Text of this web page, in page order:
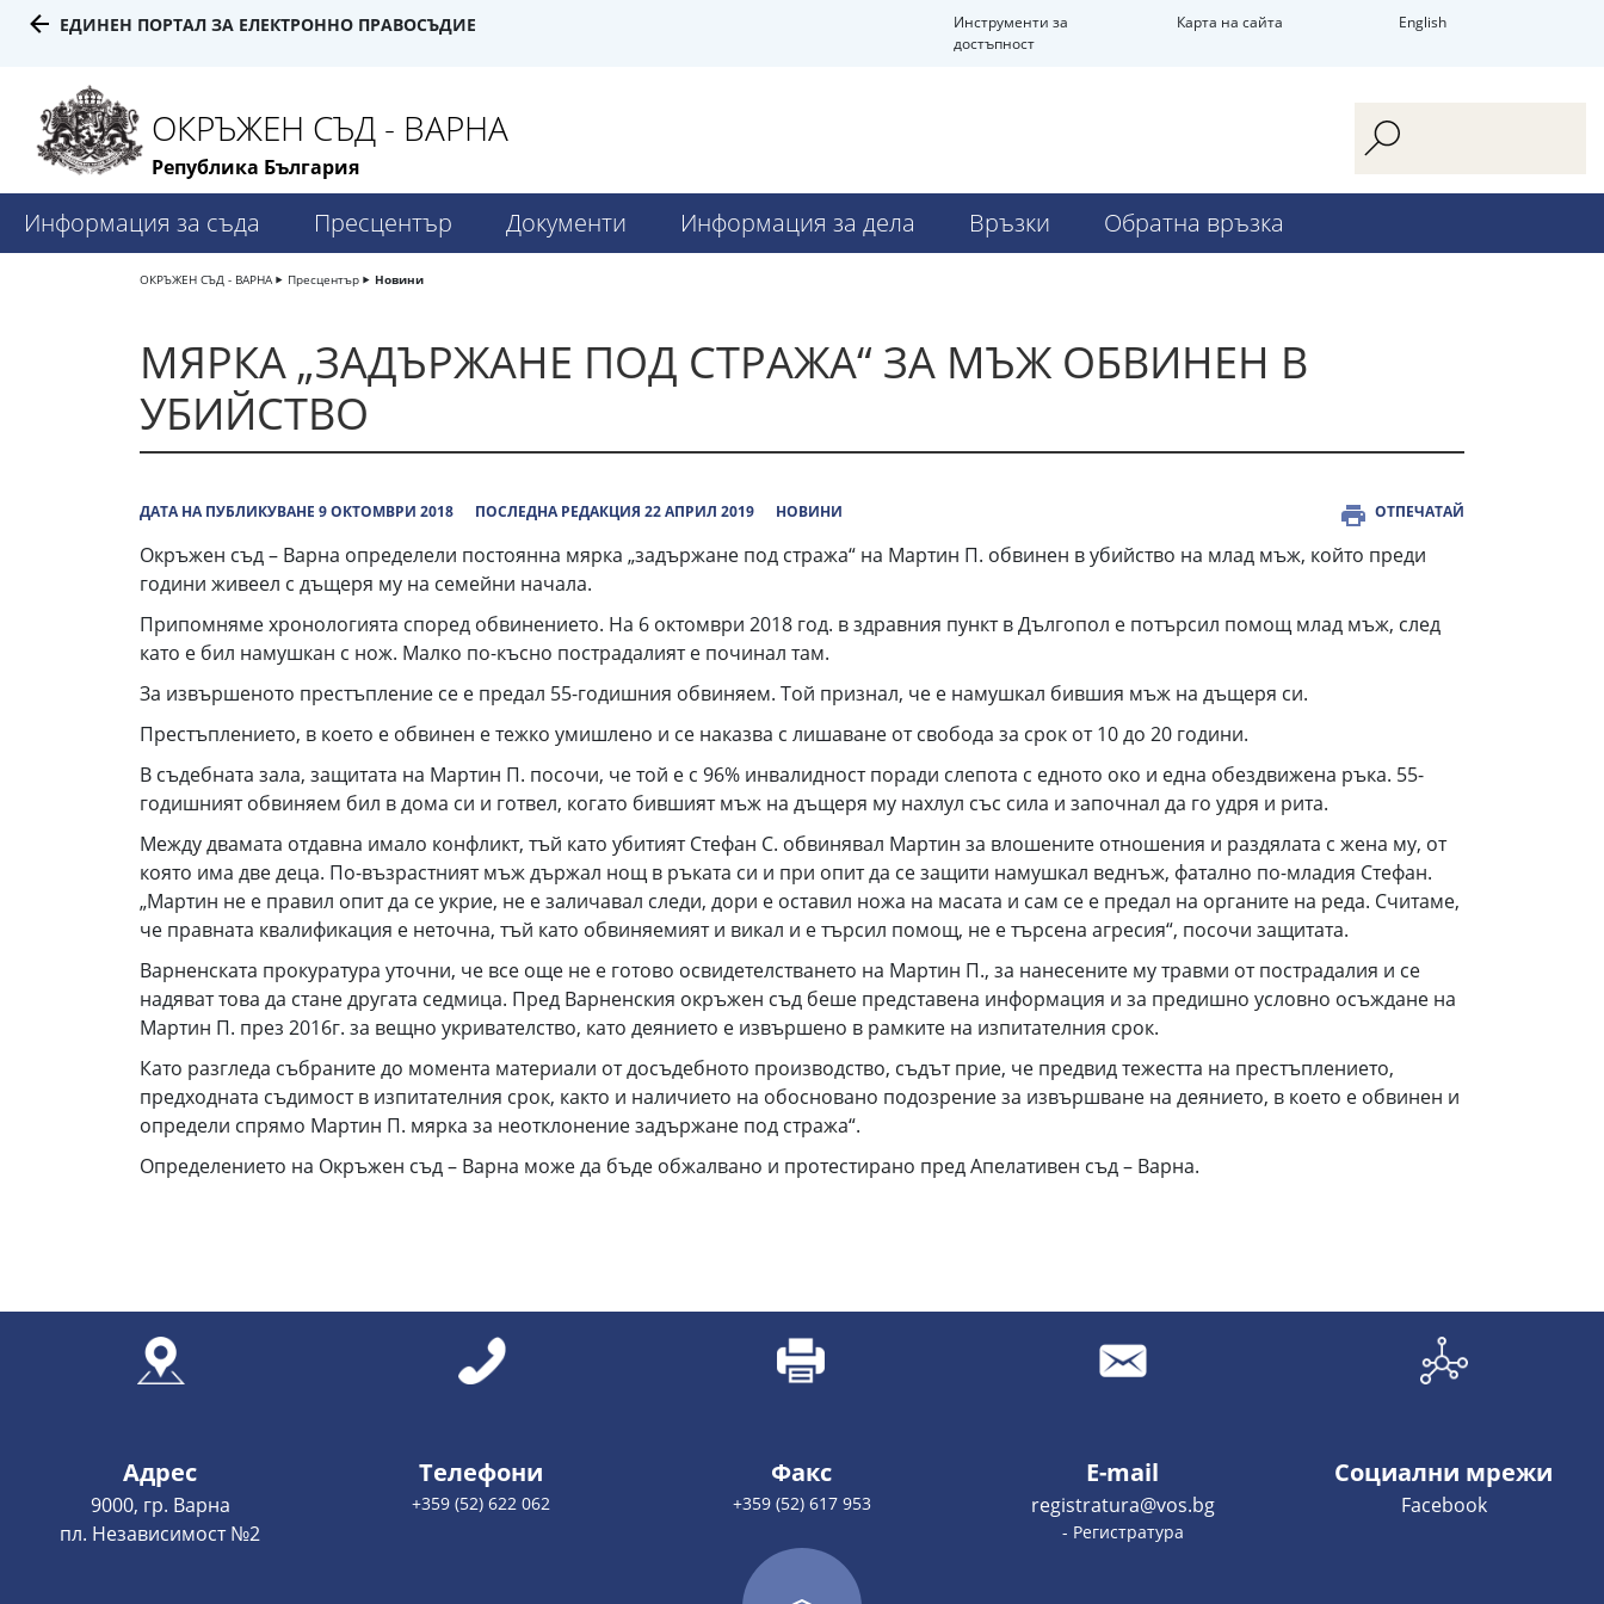
ЕДИНЕН ПОРТАЛ ЗА ЕЛЕКТРОННО ПРАВОСЪДИЕ
Инструменти за
достъпност
Карта на сайта English
ОКРЪЖЕН СЪД - ВАРНА
Република България
Информация за съда Пресцентър Документи Информация за дела Връзки Обратна връзка
ОКРЪЖЕН СЪД - ВАРНА Пресцентър Новини
МЯРКА „ЗАДЪРЖАНЕ ПОД СТРАЖА“ ЗА МЪЖ ОБВИНЕН В
УБИЙСТВО
ДАТА НА ПУБЛИКУВАНЕ 9 ОКТОМВРИ 2018 ПОСЛЕДНА РЕДАКЦИЯ 22 АПРИЛ 2019 НОВИНИ ОТПЕЧАТАЙ
Окръжен съд – Варна определели постоянна мярка „задържане под стража“ на Мартин П. обвинен в убийство на млад мъж, който преди
години живеел с дъщеря му на семейни начала.
Припомняме хронологията според обвинението. На 6 октомври 2018 год. в здравния пункт в Дългопол е потърсил помощ млад мъж, след
като е бил намушкан с нож. Малко по-късно пострадалият е починал там.
За извършеното престъпление се е предал 55-годишния обвиняем. Той признал, че е намушкал бившия мъж на дъщеря си.
Престъплението, в което е обвинен е тежко умишлено и се наказва с лишаване от свобода за срок от 10 до 20 години.
В съдебната зала, защитата на Мартин П. посочи, че той е с 96% инвалидност поради слепота с едното око и една обездвижена ръка. 55-
годишният обвиняем бил в дома си и готвел, когато бившият мъж на дъщеря му нахлул със сила и започнал да го удря и рита.
Между двамата отдавна имало конфликт, тъй като убитият Стефан С. обвинявал Мартин за влошените отношения и раздялата с жена му, от
която има две деца. По-възрастният мъж държал нощ в ръката си и при опит да се защити намушкал веднъж, фатално по-младия Стефан.
„Мартин не е правил опит да се укрие, не е заличавал следи, дори е оставил ножа на масата и сам се е предал на органите на реда. Считаме,
че правната квалификация е неточна, тъй като обвиняемият и викал и е търсил помощ, не е търсена агресия“, посочи защитата.
Варненската прокуратура уточни, че все още не е готово освидетелстването на Мартин П., за нанесените му травми от пострадалия и се
надяват това да стане другата седмица. Пред Варненския окръжен съд беше представена информация и за предишно условно осъждане на
Мартин П. през 2016г. за вещно укривателство, като деянието е извършено в рамките на изпитателния срок.
Като разгледа събраните до момента материали от досъдебното производство, съдът прие, че предвид тежестта на престъплението,
предходната съдимост в изпитателния срок, както и наличието на обосновано подозрение за извършване на деянието, в което е обвинен и
определи спрямо Мартин П. мярка за неотклонение задържане под стража“.
Определениeто на Окръжен съд – Варна може да бъде обжалвано и протестирано пред Апелативен съд – Варна.
Адрес
9000, гр. Варна
пл. Независимост №2
Телефони
+359 (52) 622 062
Факс
+359 (52) 617 953
E-mail
registratura@vos.bg
- Регистратура
Социални мрежи
Facebook